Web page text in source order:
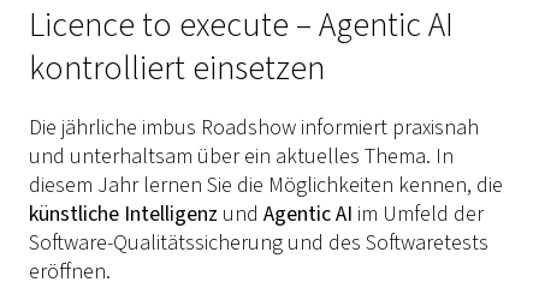
Licence to execute – Agentic AI
kontrolliert einsetzen
Die jährliche imbus Roadshow informiert praxisnah
und unterhaltsam über ein aktuelles Thema. In
diesem Jahr lernen Sie die Möglichkeiten kennen, die
künstliche Intelligenz und Agentic AI im Umfeld der
Software-Qualitätssicherung und des Softwaretests
eröffnen.